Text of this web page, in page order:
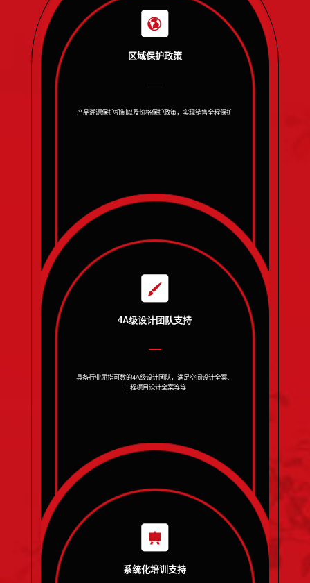
区域保护政策
产品溯源保护机制以及价格保护政策，实现销售全程保护
4A级设计团队支持
具备行业屈指可数的4A级设计团队，满足空间设计全案、
工程项目设计全案等等
系统化培训支持